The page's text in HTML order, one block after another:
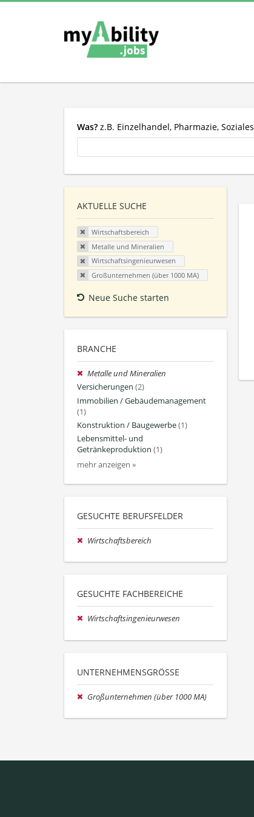
Was? z.B. Einzelhandel, Pharmazie, Soziales
AKTUELLE SUCHE
Wirtschaftsbereich
Metalle und Mineralien
Wirtschaftsingenieurwesen
Großunternehmen (über 1000 MA)
Neue Suche starten
BRANCHE
Metalle und Mineralien
Versicherungen (2)
Immobilien / Gebäudemanagement
(1)
Konstruktion / Baugewerbe(1)
Lebensmittel- und
Getränkeproduktion (1)
mehr anzeigen »
GESUCHTE BERUFSFELDER
Wirtschaftsbereich
GESUCHTE FACHBEREICHE
Wirtschaftsingenieurwesen
UNTERNEHMENSGRÖSSE
Großunternehmen (über 1000 MA)